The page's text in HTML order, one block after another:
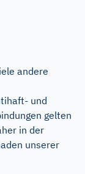
andere
und
gelten
in der
unserer